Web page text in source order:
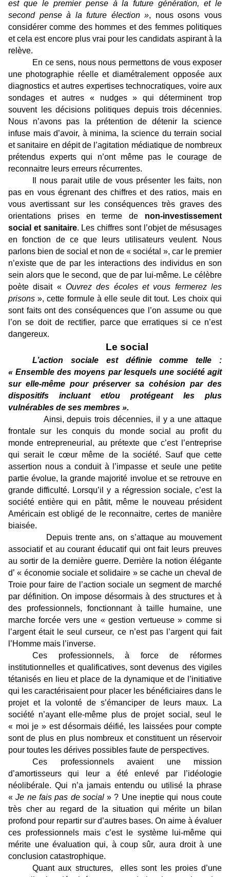
est que le premier pense à la future génération, et le
second pense à la future élection », nous osons vous
considérer comme des hommes et des femmes politiques
et cela est encore plus vrai pour les candidats aspirant à la
relève.
En ce sens, nous nous permettons de vous exposer
une photographie réelle et diamétralement opposée aux
diagnostics et autres expertises technocratiques, voire aux
sondages et autres « nudges » qui déterminent trop
souvent les décisions politiques depuis trois décennies.
Nous n’avons pas la prétention de détenir la science
infuse mais d’avoir, à minima, la science du terrain social
et sanitaire en dépit de l’agitation médiatique de nombreux
prétendus experts qui n’ont même pas le courage de
reconnaitre leurs erreurs récurrentes.
Il nous parait utile de vous présenter les faits, non
pas en vous égrenant des chiffres et des ratios, mais en
vous avertissant sur les conséquences très graves des
orientations prises en terme de non-investissement
social et sanitaire. Les chiffres sont l’objet de mésusages
en fonction de ce que leurs utilisateurs veulent. Nous
parlons bien de social et non de « sociétal », car le premier
n’existe que de par les interactions des individus en son
sein alors que le second, que de par lui-même. Le célèbre
poète disait « Ouvrez des écoles et vous fermerez les
prisons », cette formule à elle seule dit tout. Les choix qui
sont faits ont des conséquences que l’on assume ou que
l’on se doit de rectifier, parce que erratiques si ce n’est
dangereux.
Le social
L’action sociale est définie comme telle :
« Ensemble des moyens par lesquels une société agit
sur elle-même pour préserver sa cohésion par des
dispositifs incluant et/ou protégeant les plus
vulnérables de ses membres ».
Ainsi, depuis trois décennies, il y a une attaque
frontale sur les conquis du monde social au profit du
monde entrepreneurial, au prétexte que c’est l’entreprise
qui serait le cœur même de la société. Sauf que cette
assertion nous a conduit à l’impasse et seule une petite
partie évolue, la grande majorité involue et se retrouve en
grande difficulté. Lorsqu’il y a régression sociale, c’est la
société entière qui en pâtit, même le nouveau président
Américain est obligé de le reconnaitre, certes de manière
biaisée.
Depuis trente ans, on s’attaque au mouvement
associatif et au courant éducatif qui ont fait leurs preuves
au sortir de la dernière guerre. Derrière la notion élégante
d’ « économie sociale et solidaire » se cache un cheval de
Troie pour faire de l’action sociale un segment de marché
par définition. On impose désormais à des structures et à
des professionnels, fonctionnant à taille humaine, une
marche forcée vers une « gestion vertueuse » comme si
l’argent était le seul curseur, ce n’est pas l’argent qui fait
l’Homme mais l’inverse.
Ces professionnels, à force de réformes
institutionnelles et qualificatives, sont devenus des vigiles
tétanisés en lieu et place de la dynamique et de l’initiative
qui les caractérisaient pour placer les bénéficiaires dans le
projet et la volonté de s’émanciper de leurs maux. La
société n’ayant elle-même plus de projet social, seul le
« moi je » est désormais déifié, les laissées pour compte
sont de plus en plus nombreux et constituent un réservoir
pour toutes les dérives possibles faute de perspectives.
Ces professionnels avaient une mission
d’amortisseurs qui leur a été enlevé par l’idéologie
néolibérale. Qui n’a jamais entendu ou utilisé la phrase
«Je ne fais pas de social» ? Une ineptie qui nous coute
très cher au regard de la situation qui mérite un bilan
profond pour repartir sur d’autres bases. On aime à évaluer
ces professionnels mais c’est le système lui-même qui
mérite une évaluation qui, à coup sûr, aura droit à une
conclusion catastrophique.
Quant aux structures, elles sont les proies d’une